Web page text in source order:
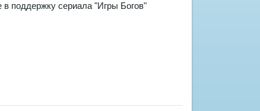
поддержку сериала "Игры Богов"